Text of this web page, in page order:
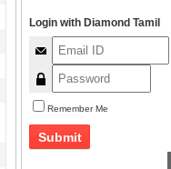
Login with Diamond Tamil
Remember Me